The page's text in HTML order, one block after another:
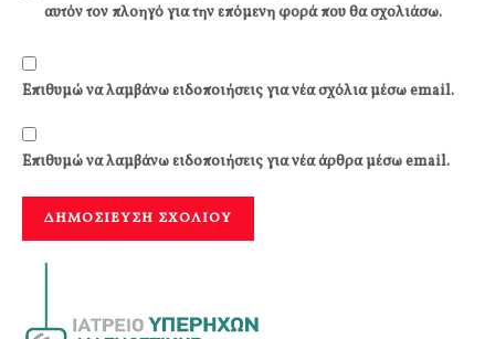
αυτόν τον πλοηγό για την επόμενη φορά που θα σχολιάσω.
Επιθυμώ να λαμβάνω ειδοποιήσεις για νέα σχόλια μέσω email.
Επιθυμώ να λαμβάνω ειδοποιήσεις για νέα άρθρα μέσω email.